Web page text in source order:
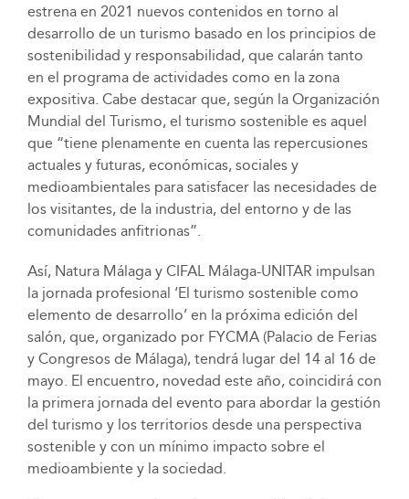
estrena en 2021 nuevos contenidos en torno al
desarrollo de un turismo basado en los principios de
sostenibilidad y responsabilidad, que calarán tanto
en el programa de actividades como en la zona
expositiva. Cabe destacar que, según la Organización
Mundial del Turismo, el turismo sostenible es aquel
que “tiene plenamente en cuenta las repercusiones
actuales y futuras, económicas, sociales y
medioambientales para satisfacer las necesidades de
los visitantes, de la industria, del entorno y de las
comunidades anfitrionas”.
Así, Natura Málaga y CIFAL Málaga-UNITAR impulsan
la jornada profesional ‘El turismo sostenible como
elemento de desarrollo’ en la próxima edición del
salón, que, organizado por FYCMA (Palacio de Ferias
y Congresos de Málaga), tendrá lugar del 14 al 16 de
mayo. El encuentro, novedad este año, coincidirá con
la primera jornada del evento para abordar la gestión
del turismo y los territorios desde una perspectiva
sostenible y con un mínimo impacto sobre el
medioambiente y la sociedad.